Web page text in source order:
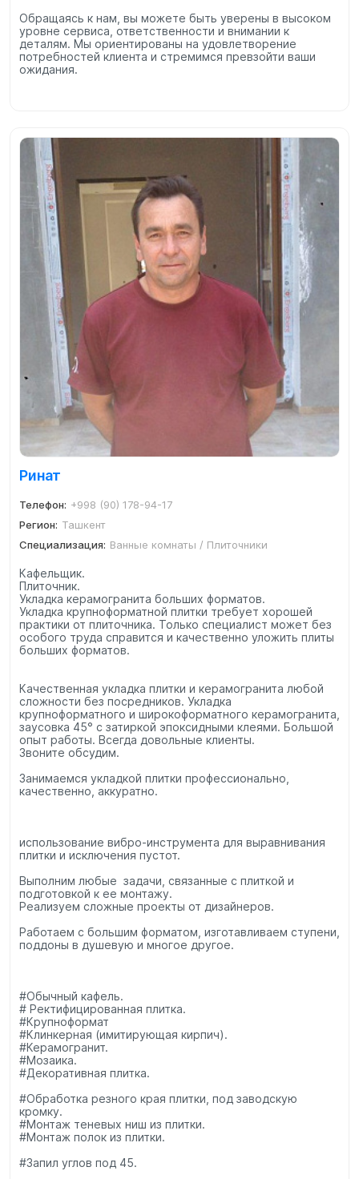
Обращаясь к нам, вы можете быть уверены в высоком
уровне сервиса, ответственности и внимании к
деталям. Мы ориентированы на удовлетворение
потребностей клиента и стремимся превзойти ваши
ожидания.
Ринат
Телефон: +998 (90) 178-94-17
Регион: Ташкент
Специализация: Ванные комнаты / Плиточники
Кафельщик.
Плиточник.
Укладка керамогранита больших форматов.
Укладка крупноформатной плитки требует хорошей
практики от плиточника. Только специалист может без
особого труда справится и качественно уложить плиты
больших форматов.
Качественная укладка плитки и керамогранита любой
сложности без посредников. Укладка
крупноформатного и широкоформатного керамогранита,
заусовка 45° с затиркой эпоксидными клеями. Большой
опыт работы. Всегда довольные клиенты.
Звоните обсудим.
Занимаемся укладкой плитки профессионально,
качественно, аккуратно.
использование вибро-инструмента для выравнивания
плитки и исключения пустот.
Выполним любые ​ задачи, связанные с плиткой и
подготовкой к ее монтажу.
Реализуем сложные проекты от дизайнеров.
Работаем с большим форматом, изготавливаем ступени,
поддоны в душевую и многое другое.
#Обычный кафель.
# Ректифицированная плитка.
#Крупноформат
#Клинкерная (имитирующая кирпич).
#Керамогранит.
#Мозаика.
#Декоративная плитка.
#Обработка резного края плитки, под заводскую
кромку.
#Монтаж теневых ниш из плитки.
#Монтаж полок из плитки.
#Запил углов под 45.